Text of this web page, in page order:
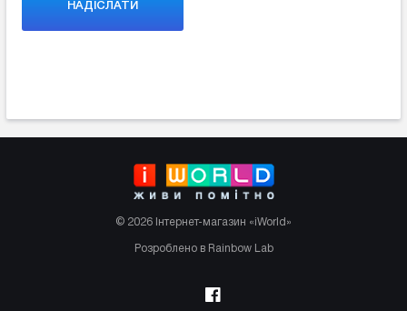
© 2026 Інтернет-магазин «iWorld»
Розроблено в Rainbow Lab